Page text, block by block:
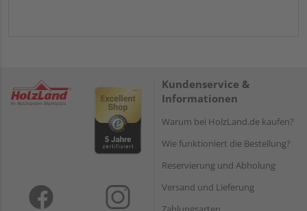
Kundenservice &
Informationen
Warum bei HolzLand.de kaufen?
Wie funktioniert die Bestellung?
Reservierung und Abholung
Versand und Lieferung